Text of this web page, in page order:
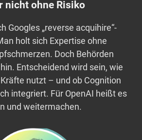
nicht ohne Risiko
Googles „reverse acquihire“-
holt sich Expertise ohne
Doch Behörden
Entscheidend wird sein, wie
nutzt – und ob Cognition
integriert. Für OpenAI heißt es
und weitermachen.